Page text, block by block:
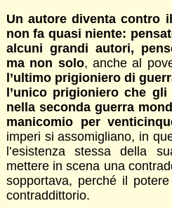
Un autore diventa contro
non fa quasi niente:
alcuni grandi autori,
ma non solo, anche al
l’ultimo prigioniero di
l’unico prigioniero che
nella seconda guerra
manicomio per
imperi si assomigliano, in
l’esistenza stessa della
mettere in scena una
sopportava, perché il
contraddittorio.